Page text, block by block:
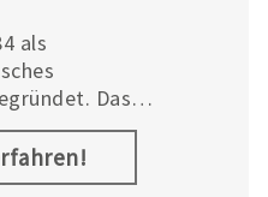
als
Das
neben der Produktion
und